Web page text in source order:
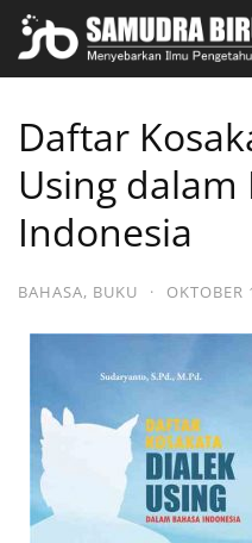
Daftar
Using dalam
Indonesia
BAHASA, BUKU · OKTOBER